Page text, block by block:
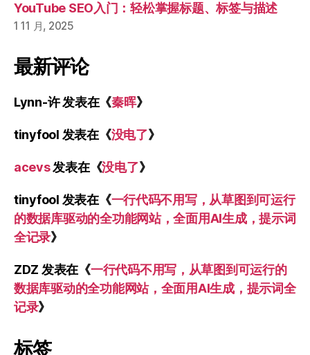
YouTube SEO入门：轻松掌握标题、标签与描述
1 11 月, 2025
最新评论
Lynn-许发表在《秦晖》
tinyfool 发表在《没电了》
acevs发表在《没电了》
tinyfool 发表在《一行代码不用写，从草图到可运行
的数据库驱动的全功能网站，全面用AI生成，提示词
全记录》
ZDZ 发表在《一行代码不用写，从草图到可运行的
数据库驱动的全功能网站，全面用AI生成，提示词全
记录》
标签